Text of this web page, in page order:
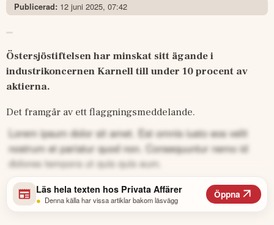
Publicerad: 12 juni 2025, 07:42
Östersjöstiftelsen har minskat sitt ägande i
industrikoncernen Karnell till under 10 procent av
aktierna.
Det framgår av ett flaggningsmeddelande.
Lorem ipsum dolor sit amet. Est omnis iusto eos velit
nostrum et pariatur quod non. Consequuntur nemo id
dolores tempora ut quis quis eum.
Läs hela texten hos Privata Affärer
• Denna källa har vissa artiklar bakom läsvägg
Öppna